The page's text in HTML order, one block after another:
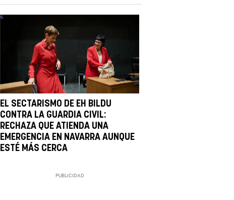
EL SECTARISMO DE EH BILDU
CONTRA LA GUARDIA CIVIL:
RECHAZA QUE ATIENDA UNA
EMERGENCIA EN NAVARRA AUNQUE
ESTÉ MÁS CERCA